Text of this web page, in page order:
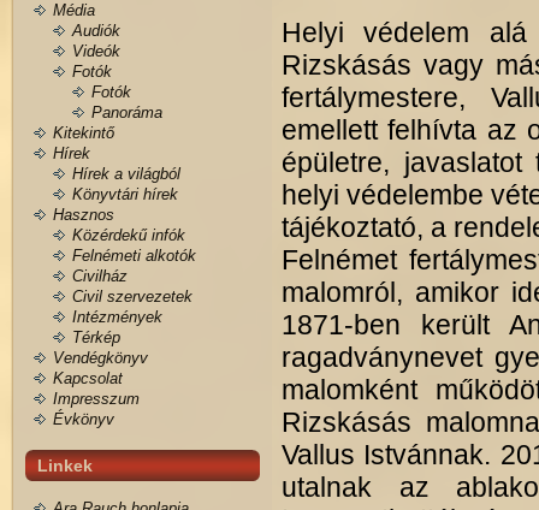
Média
Audiók
Videók
Fotók
Fotók
Panoráma
Kitekintő
Hírek
Hírek a világból
Könyvtári hírek
Hasznos
Közérdekű infók
Felnémeti alkotók
Civilház
Civil szervezetek
Intézmények
Térkép
Vendégkönyv
Kapcsolat
Impresszum
Évkönyv
Linkek
Helyi védelem
Rizskásás vagy
fertálymestere,
emellett felhívta az
épületre,
helyi védelembe
tájékoztató, a
Felnémet
malomról, amikor
1871-ben került
ragadványnevet
malomként
Rizskásás
Vallus Istvánnak.
utalnak az